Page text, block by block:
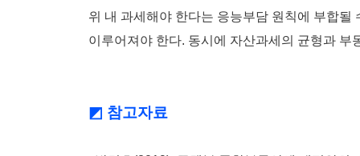
위 내 과세해야 한다는 응능부담 원칙에 부합
이루어져야 한다. 동시에 자산과세의 균형과
◩ 참고자료